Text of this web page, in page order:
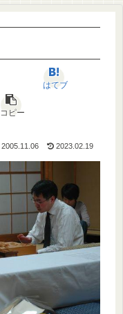
はてブ
コピー
2005.11.06 2023.02.19